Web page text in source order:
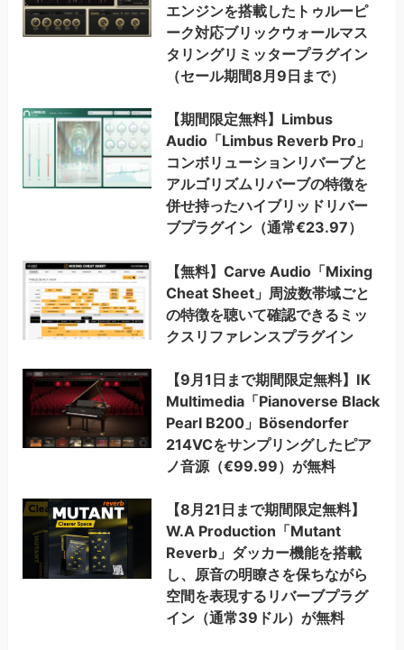
エンジンを搭載したトゥルーピ
ーク対応ブリックウォールマス
タリングリミッタープラグイン
（セール期間8月9日まで）
【期間限定無料】Limbus
Audio「Limbus Reverb Pro」
コンボリューションリバーブと
アルゴリズムリバーブの特徴を
併せ持ったハイブリッドリバー
ブプラグイン（通常€23.97）
【無料】Carve Audio「Mixing
Cheat Sheet」周波数帯域ごと
の特徴を聴いて確認できるミッ
クスリファレンスプラグイン
【9月1日まで期間限定無料】IK
Multimedia「Pianoverse Black
Pearl B200」Bösendorfer
214VCをサンプリングしたピア
ノ音源（€99.99）が無料
【8月21日まで期間限定無料】
W.A Production「Mutant
Reverb」ダッカー機能を搭載
し、原音の明瞭さを保ちながら
空間を表現するリバーブプラグ
イン（通常39ドル）が無料